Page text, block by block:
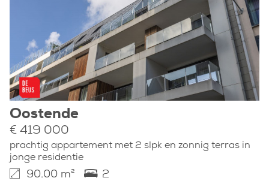
Oostende
€ 419 000
prachtig appartement met 2 slpk en zonnig terras in
jonge residentie
90.00 m² 2